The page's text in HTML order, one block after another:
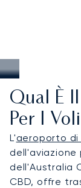
Qual È
Per I
L'aeroporto di
dell'Australia
CBD, offre